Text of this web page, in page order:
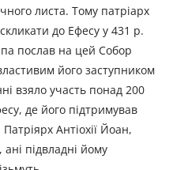
листа. Тому патріарх
до Ефесу у 431 р.
послав на цей Собор
його заступником
взяло участь понад 200
де його підтримував
Антіохії Йоан,
підвладні йому